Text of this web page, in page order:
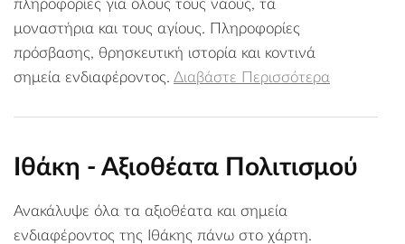
πληροφορίες για όλους τους ναούς, τα
μοναστήρια και τους αγίους. Πληροφορίες
πρόσβασης, θρησκευτική ιστορία και κοντινά
σημεία ενδιαφέροντος. Διαβάστε Περισσότερα
Ιθάκη - Αξιοθέατα Πολιτισμού
Ανακάλυψε όλα τα αξιοθέατα και σημεία
ενδιαφέροντος της Ιθάκης πάνω στο χάρτη.